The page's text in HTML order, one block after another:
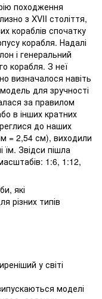
походження
з XVII століття,
кораблів спочатку
корабля. Надалі
і генеральний
корабля. З неї
визначалося навіть
для зручності
за правилом
в інших кратних
до наших
= 2,54 см), виходили
їм. Звідси пішла
1:6, 1:12,
які
різних типів
у світі
моделі